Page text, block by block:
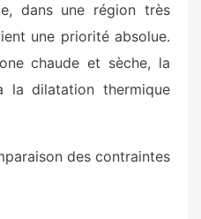
dans une région très
une priorité absolue.
chaude et sèche, la
la dilatation thermique
des contraintes